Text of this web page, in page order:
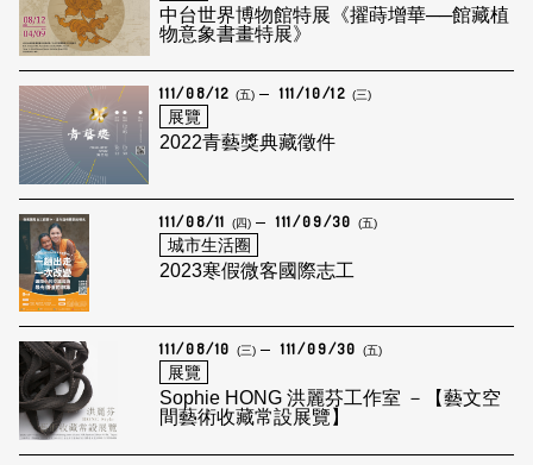
中台世界博物館特展《擢蒔增華──館藏植
物意象書畫特展》
111/08/12 (五) 111/10/12 (三)
展覽
2022青藝獎典藏徵件
111/08/11 (四) 111/09/30 (五)
城市生活圈
2023寒假微客國際志工
111/08/10 (三) 111/09/30 (五)
展覽
Sophie HONG 洪麗芬工作室 －【藝文空
間藝術收藏常設展覽】